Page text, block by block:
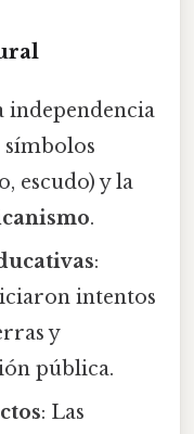
independencia
escudo) y la
.
:
intentos
y
pública.
: Las